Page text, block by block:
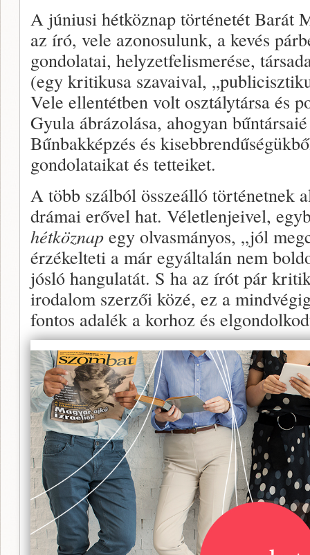
A júniusi hétköznap történetét Barát
az író, vele azonosulunk, a kevés
gondolatai, helyzetfelismerése,
(egy kritikusa szavaival,
Vele ellentétben volt osztálytársa és
Gyula ábrázolása, ahogyan
Bűnbakképzés és
gondolataikat és tetteiket.
A több szálból összeálló történetnek
drámai erővel hat. Véletlenjeivel,
hétköznap egy olvasmányos, „jól
érzékelteti a már egyáltalán nem
jósló hangulatát. S ha az írót pár
irodalom szerzői közé, ez a
fontos adalék a korhoz és